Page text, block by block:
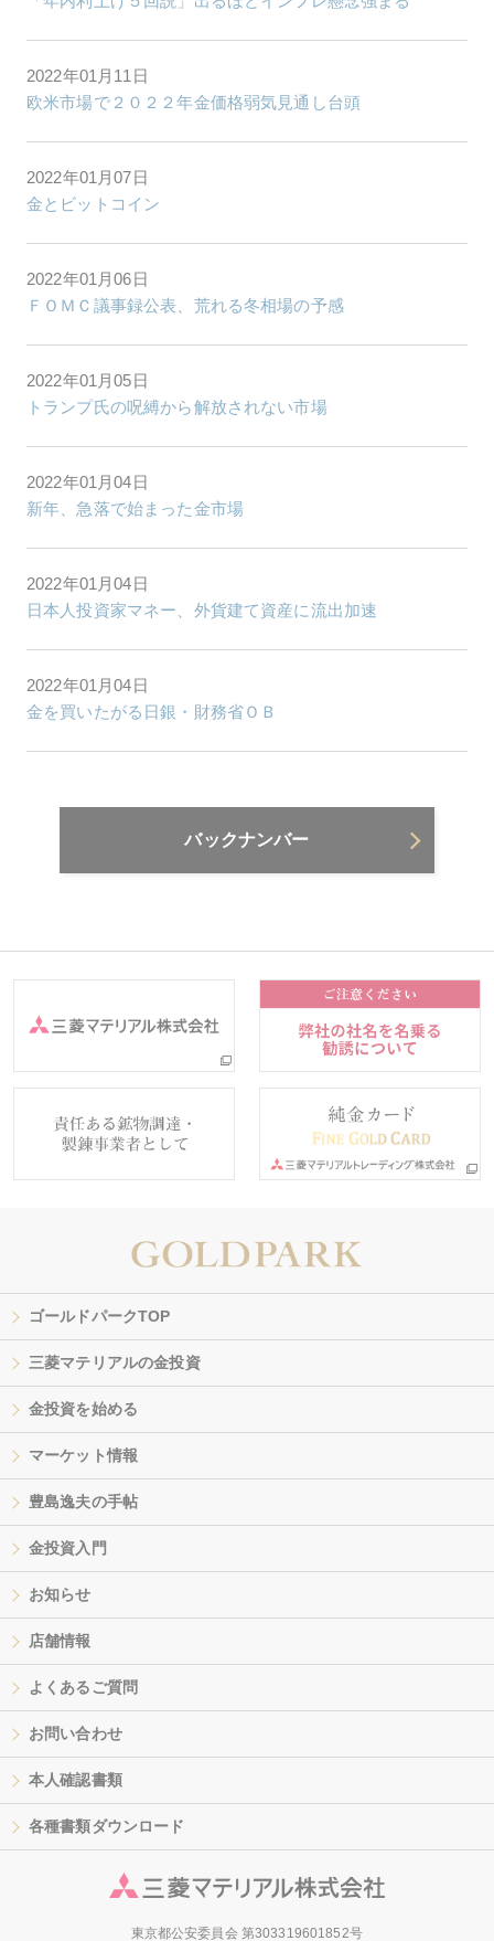
2022年01月11日
欧米市場で２０２２年金価格弱気見通し台頭
2022年01月07日
金とビットコイン
2022年01月06日
ＦＯＭＣ議事録公表、荒れる冬相場の予感
2022年01月05日
トランプ氏の呪縛から解放されない市場
2022年01月04日
新年、急落で始まった金市場
2022年01月04日
日本人投資家マネー、外貨建て資産に流出加速
2022年01月04日
金を買いたがる日銀・財務省ＯＢ
バックナンバー
ゴールドパークTOP
三菱マテリアルの金投資
金投資を始める
マーケット情報
豊島逸夫の手帖
金投資入門
お知らせ
店舗情報
よくあるご質問
お問い合わせ
本人確認書類
各種書類ダウンロード
東京都公安委員会 第303319601852号